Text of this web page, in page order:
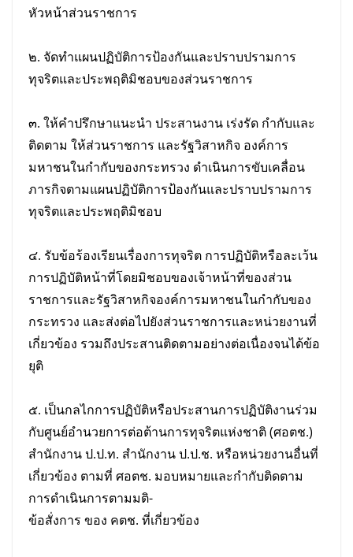
หัวหน้าส่วนราชการ
๒. จัดทำแผนปฏิบัติการป้องกันและปราบปรามการ
ทุจริตและประพฤติมิชอบของส่วนราชการ
๓. ให้คำปรึกษาแนะนำ ประสานงาน เร่งรัด กำกับและ
ติดตาม ให้ส่วนราชการ และรัฐวิสาหกิจ องค์การ
มหาชนในกำกับของกระทรวง ดำเนินการขับเคลื่อน
ภารกิจตามแผนปฏิบัติการป้องกันและปราบปรามการ
ทุจริตและประพฤติมิชอบ
๔. รับข้อร้องเรียนเรื่องการทุจริต การปฏิบัติหรือละเว้น
การปฏิบัติหน้าที่โดยมิชอบของเจ้าหน้าที่ของส่วน
ราชการและรัฐวิสาหกิจองค์การมหาชนในกำกับของ
กระทรวง และส่งต่อไปยังส่วนราชการและหน่วยงานที่
เกี่ยวข้อง รวมถึงประสานติดตามอย่างต่อเนื่องจนได้ข้อ
ยุติ
๕. เป็นกลไกการปฏิบัติหรือประสานการปฏิบัติงานร่วม
กับศูนย์อำนวยการต่อต้านการทุจริตแห่งชาติ (ศอตช.)
สำนักงาน ป.ป.ท. สำนักงาน ป.ป.ช. หรือหน่วยงานอื่นที่
เกี่ยวข้อง ตามที่ ศอตช. มอบหมายและกำกับติดตาม
การดำเนินการตามมติ-
ข้อสั่งการ ของ คตช. ที่เกี่ยวข้อง